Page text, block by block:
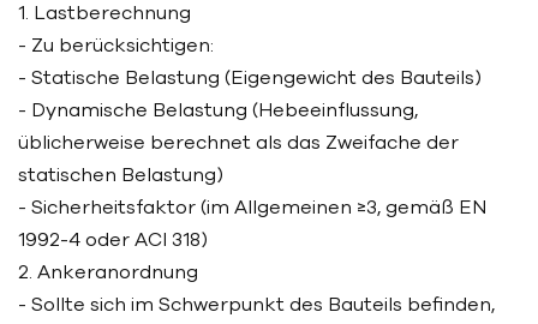
1. Lastberechnung
- Zu berücksichtigen:
- Statische Belastung (Eigengewicht des Bauteils)
- Dynamische Belastung (Hebeeinflussung,
üblicherweise berechnet als das Zweifache der
statischen Belastung)
- Sicherheitsfaktor (im Allgemeinen ≥3, gemäß EN
1992-4 oder ACI 318)
2. Ankeranordnung
- Sollte sich im Schwerpunkt des Bauteils befinden,